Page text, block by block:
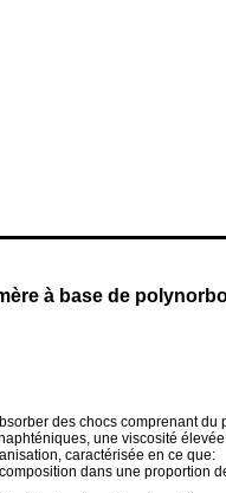
à base de
des chocs comprenant du
une viscosité
caractérisée en ce que:
dans une proportion